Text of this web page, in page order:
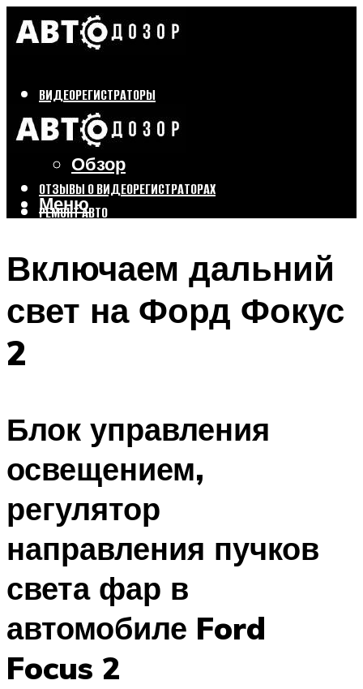
ВИДЕОРЕГИСТРАТОРЫ
Бренды
Выбор
Обзор
ОТЗЫВЫ О ВИДЕОРЕГИСТРАТОРАХ
РЕМОНТ АВТО
Меню
Включаем дальний
свет на Форд Фокус
2
Блок управления
освещением,
регулятор
направления пучков
света фар в
автомобиле Ford
Focus 2